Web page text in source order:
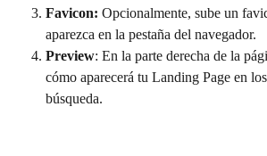
Favicon: Opcionalmente, sube un
aparezca en la pestaña del navegador.
Preview: En la parte derecha de la
cómo aparecerá tu Landing Page en
búsqueda.